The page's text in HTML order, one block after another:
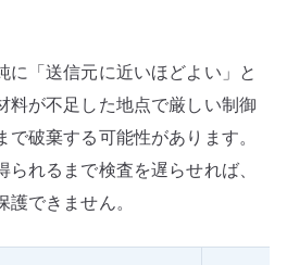
に「送信元に近いほどよい」と
料が不足した地点で厳しい制御
破棄する可能性があります。
れるまで検査を遅らせれば、
できません。